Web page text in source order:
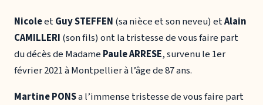
NicoleetGuy STEFFEN (sa nièce et son neveu) etAlain
CAMILLERI (son fils) ont la tristesse de vous faire part
du décès de Madame Paule ARRESE, survenu le 1er
février 2021 à Montpellier à l’âge de 87 ans.
Martine PONSa l’immense tristesse de vous faire part